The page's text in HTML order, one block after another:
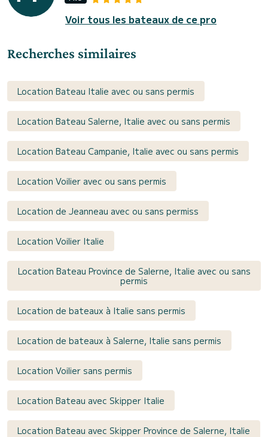
Voir tous les bateaux de ce pro
Recherches similaires
Location Bateau Italie avec ou sans permis
Location Bateau Salerne, Italie avec ou sans permis
Location Bateau Campanie, Italie avec ou sans permis
Location Voilier avec ou sans permis
Location de Jeanneau avec ou sans permiss
Location Voilier Italie
Location Bateau Province de Salerne, Italie avec ou sans
permis
Location de bateaux à Italie sans permis
Location de bateaux à Salerne, Italie sans permis
Location Voilier sans permis
Location Bateau avec Skipper Italie
Location Bateau avec Skipper Province de Salerne, Italie